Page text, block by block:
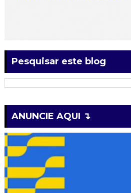
Pesquisar este blog
ANUNCIE AQUI ↴